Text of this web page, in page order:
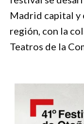
Madrid capital y
región, con la
Teatros de la